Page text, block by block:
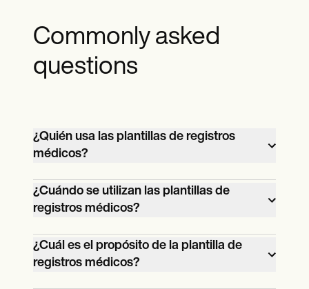
Commonly asked
questions
¿Quién usa las plantillas de registros
médicos?
Los proveedores de atención médica,
incluidos los médicos, las enfermeras, los
asistentes médicos y los administradores
de hospitales, utilizan plantillas de
registros médicos. Son esenciales en
cualquier entorno de atención médica
¿Cuándo se utilizan las plantillas de
registros médicos?
Las plantillas de registros médicos se
utilizan siempre que un paciente nuevo
ingresa al sistema, un paciente existente
¿Cuál es el propósito de la plantilla de
registros médicos?